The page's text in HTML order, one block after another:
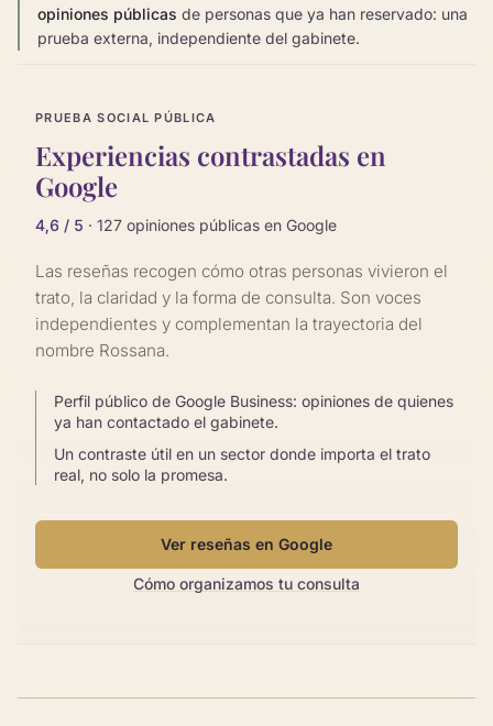
opiniones públicas de personas que ya han reservado: una
prueba externa, independiente del gabinete.
PRUEBA SOCIAL PÚBLICA
Experiencias contrastadas en
Google
4,6 / 5 · 127 opiniones públicas en Google
Las reseñas recogen cómo otras personas vivieron el
trato, la claridad y la forma de consulta. Son voces
independientes y complementan la trayectoria del
nombre Rossana.
Perfil público de Google Business: opiniones de quienes
ya han contactado el gabinete.
Un contraste útil en un sector donde importa el trato
real, no solo la promesa.
Ver reseñas en Google
Cómo organizamos tu consulta